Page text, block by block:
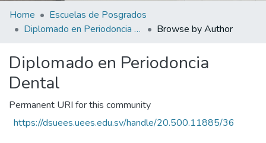
Home
Escuelas de Posgrados
Diplomado en Periodoncia Dental
Browse by Author
Diplomado en Periodoncia
Dental
Permanent URI for this community
https://dsuees.uees.edu.sv/handle/20.500.11885/36